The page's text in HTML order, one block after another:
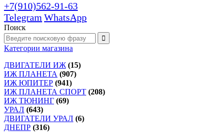
+7(910)562-91-63
Telegram WhatsApp
Поиск
Категории магазина
ДВИГАТЕЛИ ИЖ (15)
ИЖ ПЛАНЕТА (907)
ИЖ ЮПИТЕР (941)
ИЖ ПЛАНЕТА СПОРТ (208)
ИЖ ТЮНИНГ (69)
УРАЛ (643)
ДВИГАТЕЛИ УРАЛ (6)
ДНЕПР (316)